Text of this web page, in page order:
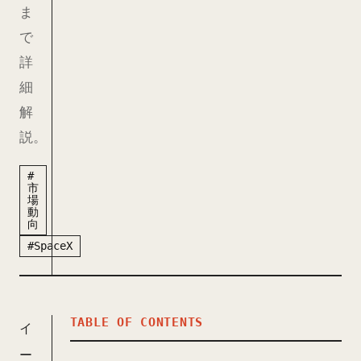
ま
で
詳
細
解
説。
#
市
場
動
向
#SpaceX
イ
ー
TABLE OF CONTENTS